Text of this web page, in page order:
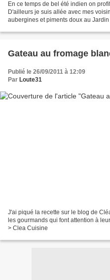
En ce temps de bel été indien on
D'ailleurs je suis allée avec mes
aubergines et piments doux au
Gateau au fromage
Publié le 26/09/2011 à 12:09
Par Loute31
J'ai piqué la recette sur le blog de
les gourmands qui font attention à
> Clea Cuisine